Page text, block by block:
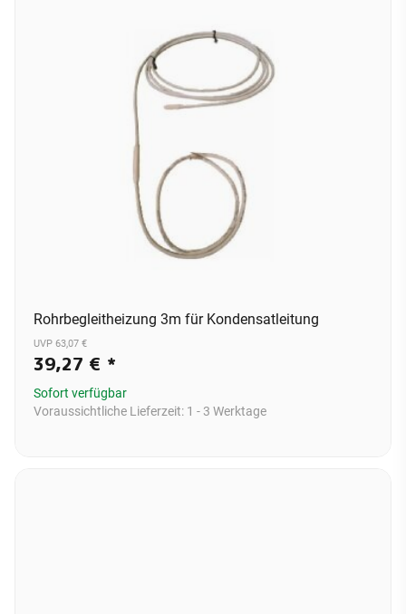
Rohrbegleitheizung 3m für Kondensatleitung
UVP 63,07 €
39,27 € *
Sofort verfügbar
Voraussichtliche Lieferzeit: 1 - 3 Werktage